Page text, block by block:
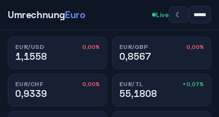
UmrechnungEuro Live ☾
EUR/USD 0,00%
1,1558
EUR/GBP 0,00%
0,8567
EUR/CHF 0,00%
0,9339
EUR/TL +0,07%
55,1808